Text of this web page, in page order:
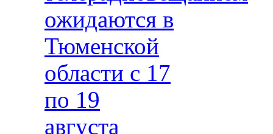
ожидаются в
Тюменской
области с 17
по 19
августа